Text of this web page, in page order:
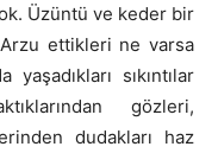
Üzüntü ve keder bir
ettikleri ne varsa
sıkıntılar
gözleri,
dudakları haz